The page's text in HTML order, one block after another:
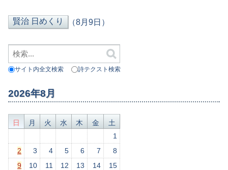
（8月9日）
サイト内全文検索 詩テクスト検索
2026年8月
日 月 火 水 木 金
土
1
2
3 4 5 6 7
8
9
10 11 12 13 14
15